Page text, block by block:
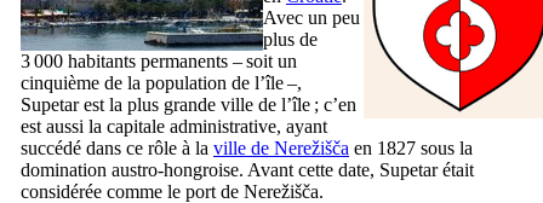
Avec un peu
plus de
3 000 habitants permanents – soit un
cinquième de la population de l’île –,
Supetarest la plus grande ville de l’île ; c’en
est aussi la capitale administrative, ayant
succédé dans ce rôle à la ville de Nerežišča en 1827 sous la
domination austro-hongroise. Avant cette date, Supetarétait
considérée comme le port de Nerežišča.